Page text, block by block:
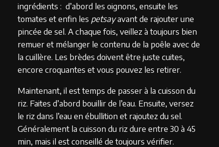
ingrédients : d’abord les oignons, ensuite les
tomates et enfin les petsayavant de rajouter une
pincée de sel. A chaque fois, veillez à toujours bien
remuer et mélanger le contenu de la poêle avec de
la cuillère. Les brèdes doivent être juste cuites,
encore croquantes et vous pouvez les retirer.
Maintenant, il est temps de passer à la cuisson du
riz. Faites d’abord bouillir de l’eau. Ensuite, versez
le riz dans l’eau en ébullition et rajoutez du sel.
Généralement la cuisson du riz dure entre 30 à 45
min, mais il est conseillé de toujours vérifier.